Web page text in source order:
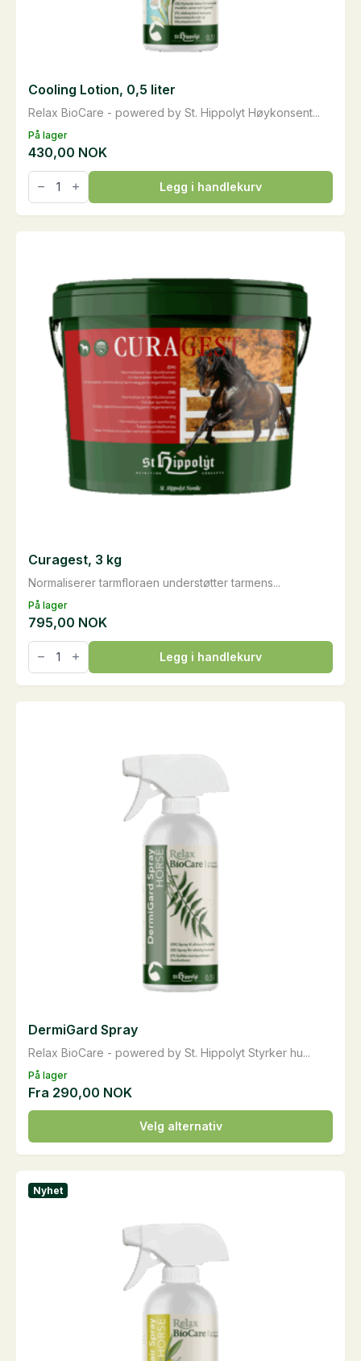
På lager
Relax BioCare - powered by St. Hippolyt Høykonsent...
Cooling Lotion, 0,5 liter
430,00 NOK
Cooling
Lotion,
0,5
liter
Legg i handlekurv
På lager
Normaliserer tarmfloraen understøtter tarmens...
Curagest, 3 kg
795,00 NOK
Curagest,
kg
antall
Legg i handlekurv
På lager
Relax BioCare - powered by St. Hippolyt Styrker hu...
DermiGard Spray
Fra 290,00 NOK
Velg alternativ
Dette
produktet
har
flere
varianter.
Nyhet